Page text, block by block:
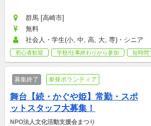
群馬 [高崎市]
無料
社会人・学生(小, 中, 高, 大, 専)・シニア
初心者歓迎 学校/仕事終わりから参加 短時間
募集終了 単発ボランティア
舞台【続・かぐや姫】常勤・スポ
ットスタッフ大募集！
NPO法人文化活動支援会まつり